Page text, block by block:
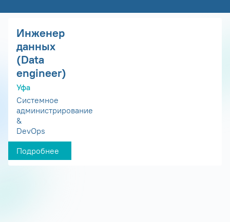
Инженер
данных
(Data
engineer)
Уфа
Системное
администрирование
&
DevOps
Подробнее